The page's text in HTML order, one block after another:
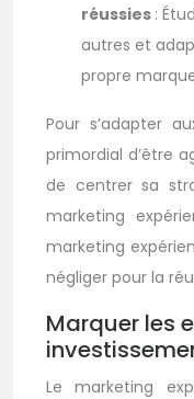
réussies :
autres et
propre
Pour s’adapter
primordial d’être
de centrer sa
marketing
marketing
négliger pour la
Marquer les
Le marketing